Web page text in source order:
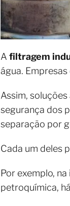
A filtragem
água.
Assim,
segurança dos
separação por
Cada um deles
Por exemplo,
petroquímica,